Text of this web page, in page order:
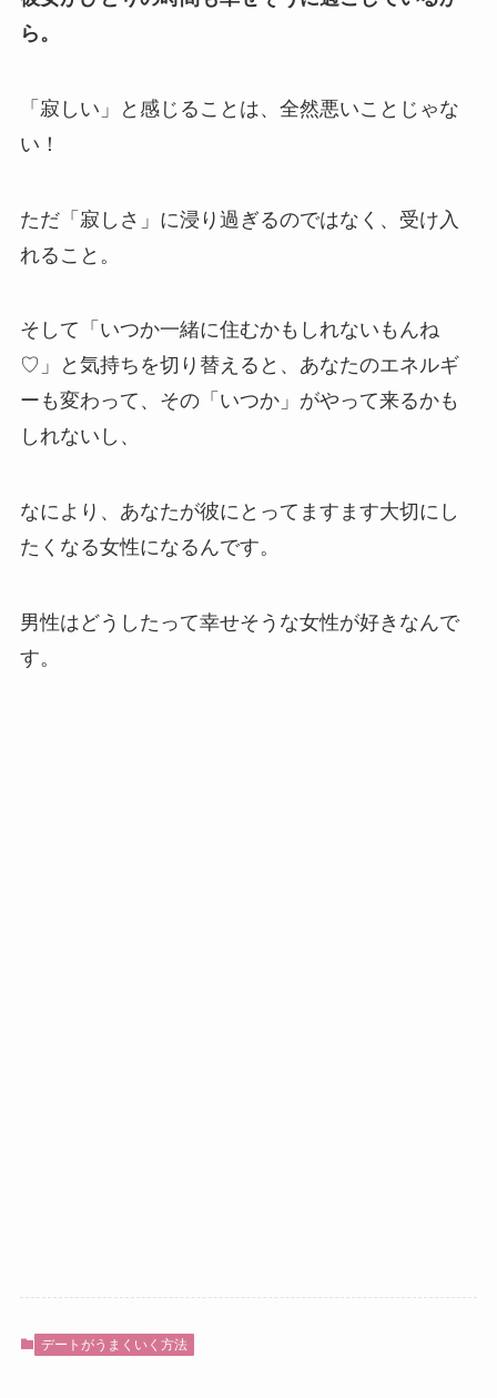
ら。
「寂しい」と感じることは、全然悪いことじゃな
い！
ただ「寂しさ」に浸り過ぎるのではなく、受け入
れること。
そして「いつか一緒に住むかもしれないもんね
♡」と気持ちを切り替えると、あなたのエネルギ
ーも変わって、その「いつか」がやって来るかも
しれないし、
なにより、あなたが彼にとってますます大切にし
たくなる女性になるんです。
男性はどうしたって幸せそうな女性が好きなんで
す。
デートがうまくいく方法